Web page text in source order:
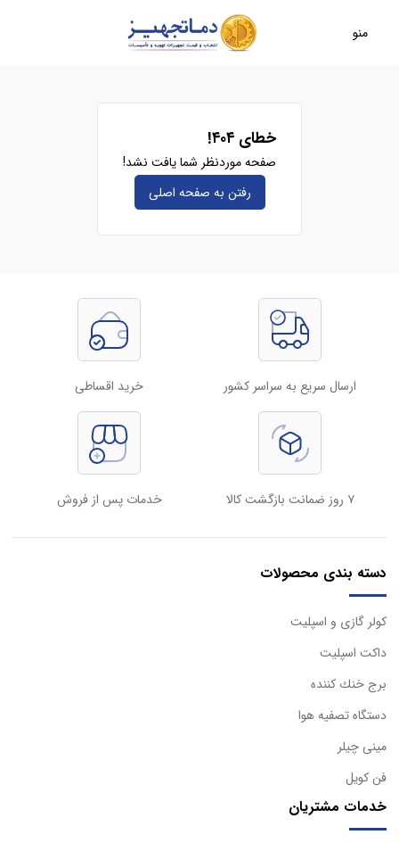
منو
خطای ۴۰۴!
صفحه موردنظر شما یافت نشد!
رفتن به صفحه‌ اصلی
ارسال سریع به سراسر کشور خرید اقساطی
۷ روز ضمانت بازگشت کالا خدمات پس از فروش
دسته بندی محصولات
كولر گازی و اسپليت
داكت اسپليت
برج خنك كننده
دستگاه تصفيه هوا
مینی چیلر
فن کویل
خدمات مشتریان